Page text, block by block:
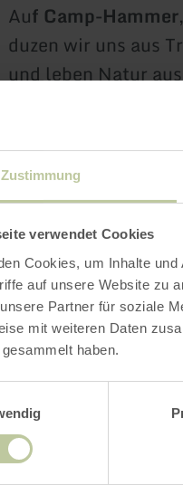
Zustimmung
verwendet Cookies
Cookies, um Inhalte
auf unsere Website zu
Partner für soziale
mit weiteren Daten
haben.
Auf Camp-Hammer
duzen wir uns aus
und leben Natur
und das
Du darfst
Du darfst wieder
was Natur mit dir
Für Tagträumer.
Für Sternengucker.
Für
Für alle, die spüren,
dass echte